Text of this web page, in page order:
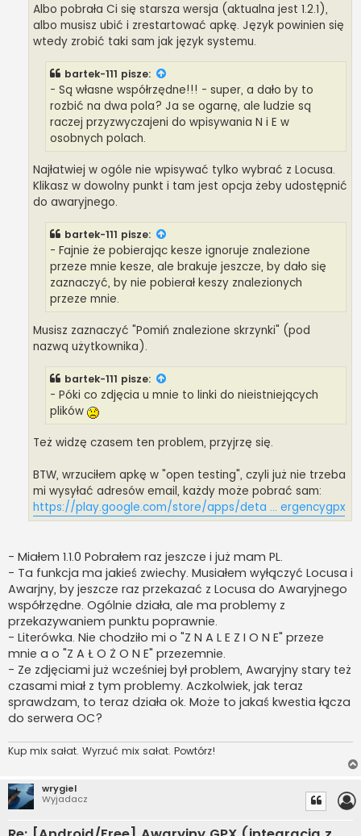
Albo pobrała Ci się starsza wersja (aktualna jest 1.2.1),
albo musisz ubić i zrestartować apkę. Język powinien się
wtedy zrobić taki sam jak język systemu.
bartek-111 pisze:
- Są własne współrzędne!!! - super, a dało by to
rozbić na dwa pola? Ja se ogarnę, ale ludzie są
raczej przyzwyczajeni do wpisywania N i E w
osobnych polach.
Najłatwiej w ogóle nie wpisywać tylko wybrać z Locusa.
Klikasz w dowolny punkt i tam jest opcja żeby udostępnić
do awaryjnego.
bartek-111 pisze:
- Fajnie że pobierając kesze ignoruje znalezione
przeze mnie kesze, ale brakuje jeszcze, by dało się
zaznaczyć, by nie pobierał keszy znalezionych
przeze mnie.
Musisz zaznaczyć "Pomiń znalezione skrzynki" (pod
nazwą użytkownika).
bartek-111 pisze:
- Póki co zdjęcia u mnie to linki do nieistniejących
plików
Też widzę czasem ten problem, przyjrzę się.
BTW, wrzuciłem apkę w "open testing", czyli już nie trzeba
mi wysyłać adresów email, każdy może pobrać sam:
https://play.google.com/store/apps/deta ... ergencygpx
- Miałem 1.1.0 Pobrałem raz jeszcze i już mam PL.
- Ta funkcja ma jakieś zwiechy. Musiałem wyłączyć Locusa i
Awarjny, by jeszcze raz przekazać z Locusa do Awaryjnego
współrzędne. Ogólnie działa, ale ma problemy z
przekazywaniem punktu poprawnie.
- Literówka. Nie chodziło mi o "Z N A L E Z I O N E" przeze
mnie a o "Z A Ł O Ż O N E" przezemnie.
- Ze zdjęciami już wcześniej był problem, Awaryjny stary też
czasami miał z tym problemy. Aczkolwiek, jak teraz
sprawdzam, to teraz działa ok. Może to jakaś kwestia łącza
do serwera OC?
Kup mix sałat. Wyrzuć mix sałat. Powtórz!
wrygiel
Wyjadacz